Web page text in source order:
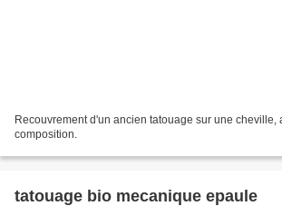
Recouvrement d'un ancien tatouage sur une cheville,
composition.
tatouage bio mecanique epaule